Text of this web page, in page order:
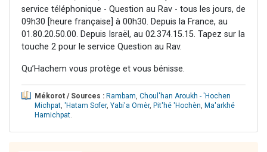
service téléphonique - Question au Rav - tous les jours, de
09h30 [heure française] à 00h30. Depuis la France, au
01.80.20.50.00. Depuis Israël, au 02.374.15.15. Tapez sur la
touche 2 pour le service Question au Rav.
Qu’Hachem vous protège et vous bénisse.
Mékorot / Sources : Rambam, Choul'han Aroukh - 'Hochen
Michpat, 'Hatam Sofer, Yabi'a Omèr, Pit'hé 'Hochèn, Ma'arkhé
Hamichpat.